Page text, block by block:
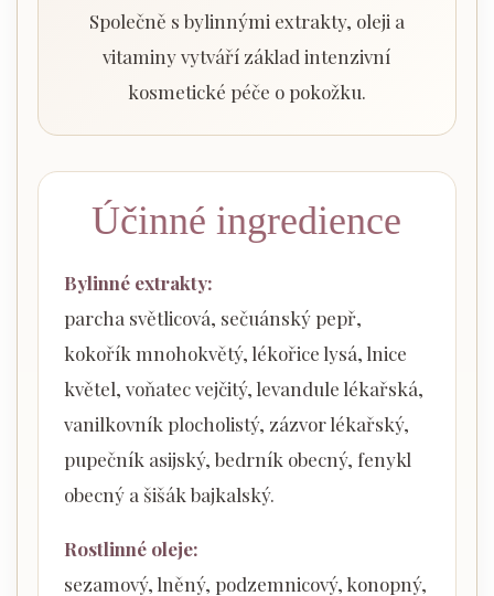
Společně s bylinnými extrakty, oleji a
vitaminy vytváří základ intenzivní
kosmetické péče o pokožku.
Účinné ingredience
Bylinné extrakty:
parcha světlicová, sečuánský pepř,
kokořík mnohokvětý, lékořice lysá, lnice
květel, voňatec vejčitý, levandule lékařská,
vanilkovník plocholistý, zázvor lékařský,
pupečník asijský, bedrník obecný, fenykl
obecný a šišák bajkalský.
Rostlinné oleje:
sezamový, lněný, podzemnicový, konopný,